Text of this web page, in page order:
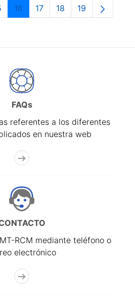
intermedias Use TAB para
Página
16 Página
17 Página
18 Página
19
FAQs
referentes a los diferentes
en nuestra web
RCM mediante teléfono o
electrónico